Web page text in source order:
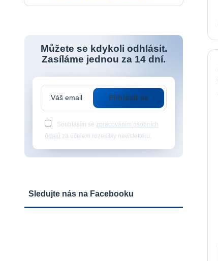
Můžete se kdykoli odhlásit.
Zasíláme jednou za 14 dní.
Přihlásit se
Souhlasím se zpracováním osobních
údajů za účelem rozesílky newsletteru.
Sledujte nás na Facebooku